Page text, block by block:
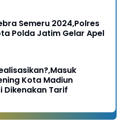
Semeru 2024,Polres
Polda Jatim Gelar Apel
Kota Madiun
Dikenakan Tarif